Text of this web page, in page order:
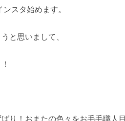
スタ始めます。
と思いまして、
り！おまたの色々をお毛毛職人目